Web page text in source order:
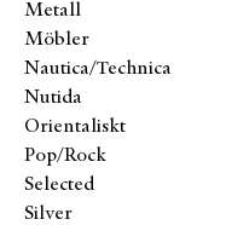
Metall
Möbler
Nautica/Technica
Nutida
Orientaliskt
Pop/Rock
Selected
Silver